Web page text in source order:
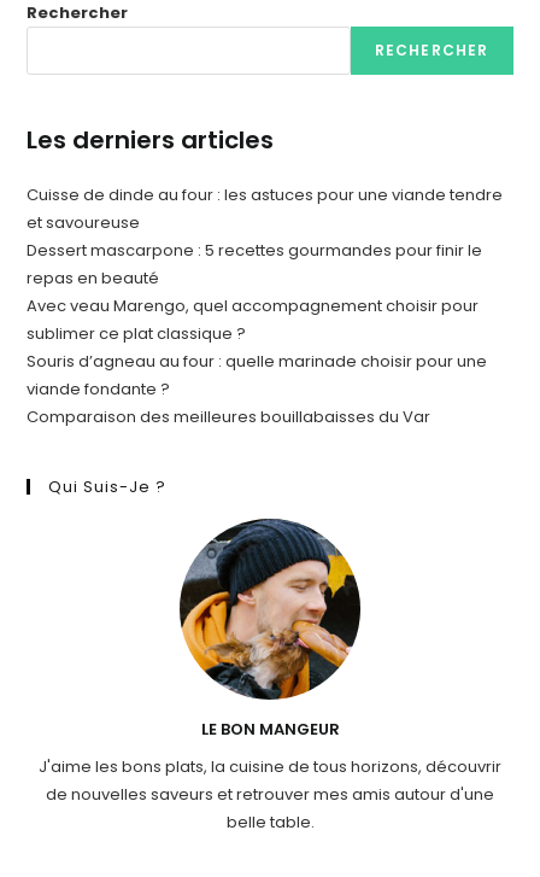
Rechercher
RECHERCHER
Les derniers articles
Cuisse de dinde au four : les astuces pour une viande tendre
et savoureuse
Dessert mascarpone : 5 recettes gourmandes pour finir le
repas en beauté
Avec veau Marengo, quel accompagnement choisir pour
sublimer ce plat classique ?
Souris d’agneau au four : quelle marinade choisir pour une
viande fondante ?
Comparaison des meilleures bouillabaisses du Var
Qui Suis-Je ?
LE BON MANGEUR
J'aime les bons plats, la cuisine de tous horizons, découvrir
de nouvelles saveurs et retrouver mes amis autour d'une
belle table.